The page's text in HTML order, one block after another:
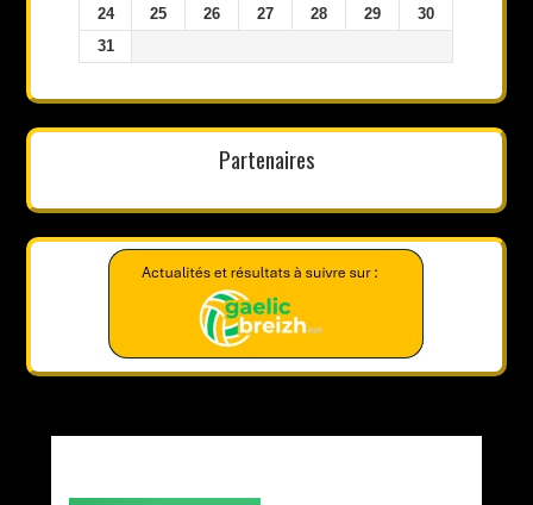
24
25 26 27 28 29
30
31
Partenaires